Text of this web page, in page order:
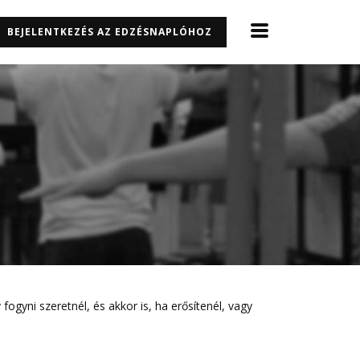
BEJELENTKEZÉS AZ EDZÉSNAPLÓHOZ
szeretnél, és akkor is, ha erősítenél, vagy